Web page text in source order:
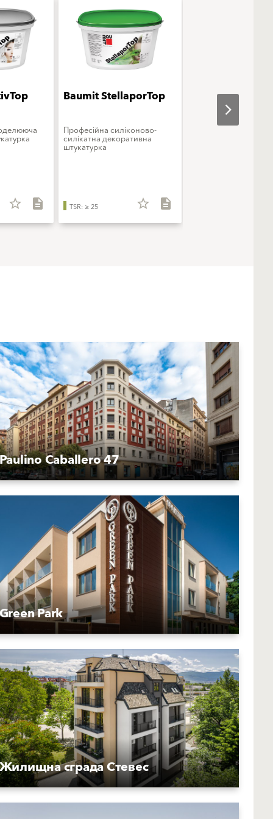
star_border description
Baumit StellaporTop
Професійна силіконово-
силікатна декоративна
штукатурка
TSR: ≥ 25 star_border description
Baumit
Caballero 47
Park
сграда Стевес